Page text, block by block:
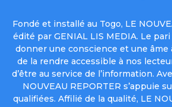
Fondé et installé au Togo, LE
édité par GENIAL LIS MEDIA. Le
donner une conscience et une âme
de la rendre accessible à nos
d’être au service de l’information.
NOUVEAU REPORTER s’appuie
qualifiées. Affilié de la qualité, LE